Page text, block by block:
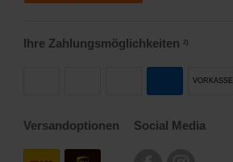
Ihre Zahlungsmöglichkeiten 2)
VORKASSE
Versandoptionen Social Media